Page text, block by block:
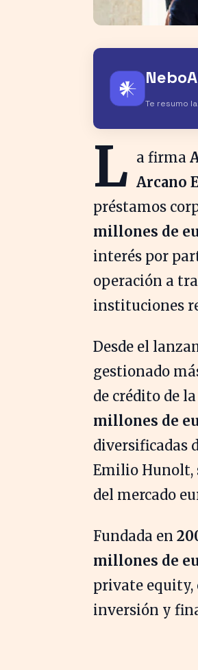
𒀭
Te resumo
L a firma
Arcano
préstamos
millones de
interés por
operación a
instituciones
Desde el
gestionado
de crédito de
millones de
diversificadas
Emilio Hunolt,
del mercado
Fundada en
millones de
private equity,
inversión y